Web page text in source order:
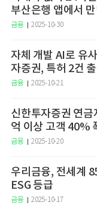
부산은행 앱에서
금융 2025-10-30
자체 개발 AI로 유
자증권, 특허 2건
금융 2025-10-21
신한투자증권 연
억 이상 고객 40%
금융 2025-10-20
우리금융, 전세계
ESG 등급
금융 2025-10-17